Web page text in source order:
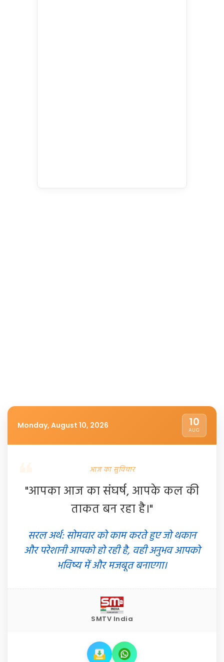
Monday, August 10, 2026 10
AUG
आज का सुविचार
"आपका आज का संघर्ष, आपके कल की
ताकत बन रहा है।"
सरल अर्थ: सोमवार को काम करते हुए जो थकान
और परेशानी आपको हो रही है, वही अनुभव आपको
भविष्य में और मजबूत बनाएगा।
SMTV India